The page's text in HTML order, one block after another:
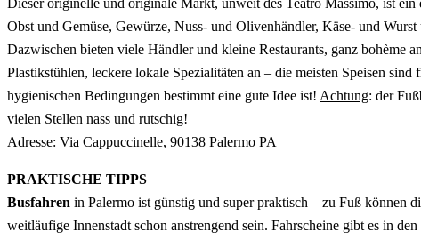
Dieser originelle und originale Markt, unweit des Teatro Massimo, ist ein
Obst und Gemüse, Gewürze, Nuss- und Olivenhändler, Käse- und Wurst
Dazwischen bieten viele Händler und kleine Restaurants, ganz bohème
Plastikstühlen, leckere lokale Spezialitäten an – die meisten Speisen sind
hygienischen Bedingungen bestimmt eine gute Idee ist! Achtung: der
vielen Stellen nass und rutschig!
Adresse: Via Cappuccinelle, 90138 Palermo PA
PRAKTISCHE TIPPS
Busfahren in Palermo ist günstig und super praktisch – zu Fuß können
weitläufige Innenstadt schon anstrengend sein. Fahrscheine gibt es in